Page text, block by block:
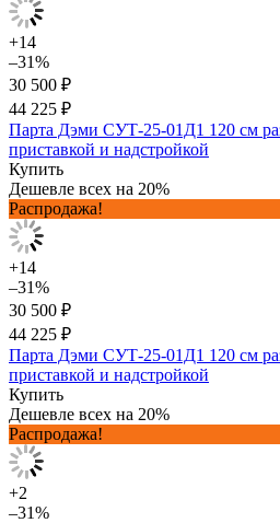
+14
–31%
30 500 ₽
44 225 ₽
Парта Дэми СУТ-25-01Д1 120 см
приставкой и надстройкой
Купить
Дешевле всех на 20%
Распродажа!
+14
–31%
30 500 ₽
44 225 ₽
Парта Дэми СУТ-25-01Д1 120 см
приставкой и надстройкой
Купить
Дешевле всех на 20%
Распродажа!
+2
–31%